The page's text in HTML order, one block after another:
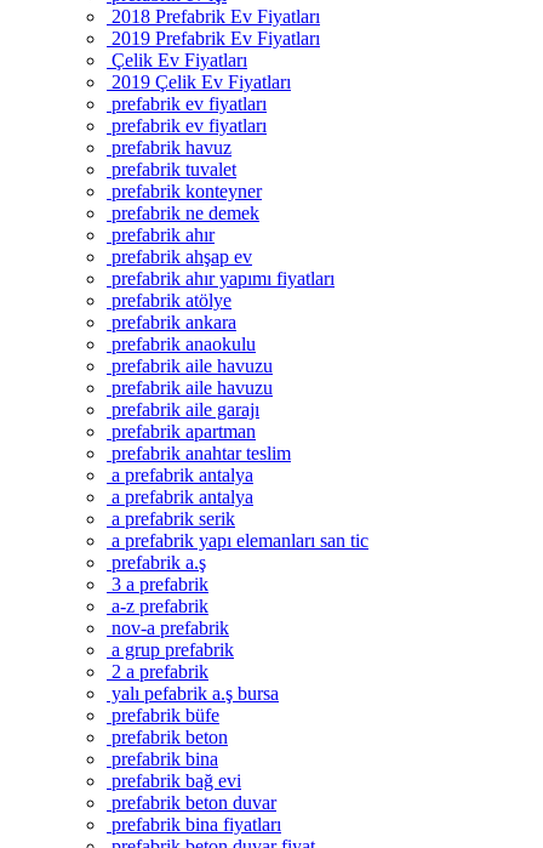
2018 Prefabrik Ev Fiyatları
2019 Prefabrik Ev Fiyatları
Çelik Ev Fiyatları
2019 Çelik Ev Fiyatları
prefabrik ev fiyatları
prefabrik ev fiyatları
prefabrik havuz
prefabrik tuvalet
prefabrik konteyner
prefabrik ne demek
prefabrik ahır
prefabrik ahşap ev
prefabrik ahır yapımı fiyatları
prefabrik atölye
prefabrik ankara
prefabrik anaokulu
prefabrik aile havuzu
prefabrik aile havuzu
prefabrik aile garajı
prefabrik apartman
prefabrik anahtar teslim
a prefabrik antalya
a prefabrik antalya
a prefabrik serik
a prefabrik yapı elemanları san tic
prefabrik a.ş
3 a prefabrik
a-z prefabrik
nov-a prefabrik
a grup prefabrik
2 a prefabrik
yalı pefabrik a.ş bursa
prefabrik büfe
prefabrik beton
prefabrik bina
prefabrik bağ evi
prefabrik beton duvar
prefabrik bina fiyatları